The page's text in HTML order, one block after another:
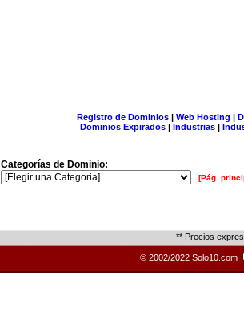
Registro de Dominios| Web Hosting |
Dominios Expirados | Industrias |
Categorías de Dominio:
[Pág.
** Precios
© 2002/2022 Solo10.com